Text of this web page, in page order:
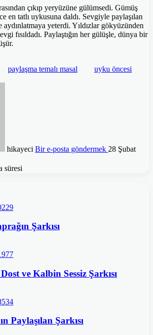
çıkıp yeryüzüne gülümsedi. Gümüş
en tatlı uykusuna daldı. Sevgiyle paylaşılan
aydınlatmaya yeterdi. Yıldızlar gökyüzünden
fısıldadı. Paylaştığın her gülüşle, dünya bir
paylaşma temalı masal
uyku öncesi
hikayeci Bir e-posta göndermek 28 Şubat
süresi
Şarkısı
ve Kalbin Sessiz Şarkısı
Paylaşılan Şarkısı